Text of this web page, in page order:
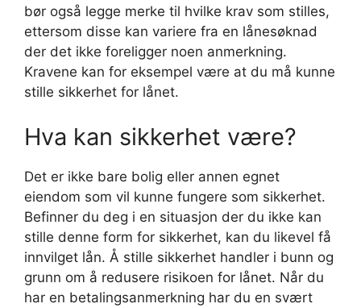
bør også legge merke til hvilke krav som stilles,
ettersom disse kan variere fra en lånesøknad
der det ikke foreligger noen anmerkning.
Kravene kan for eksempel være at du må kunne
stille sikkerhet for lånet.
Hva kan sikkerhet være?
Det er ikke bare bolig eller annen egnet
eiendom som vil kunne fungere som sikkerhet.
Befinner du deg i en situasjon der du ikke kan
stille denne form for sikkerhet, kan du likevel få
innvilget lån. Å stille sikkerhet handler i bunn og
grunn om å redusere risikoen for lånet. Når du
har en betalingsanmerkning har du en svært